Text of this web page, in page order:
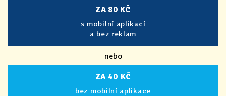
ZA 80 KČ
s mobilní aplikací
a bez reklam
nebo
ZA 40 KČ
bez mobilní aplikace